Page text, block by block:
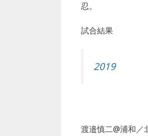
忍。
試合結果
2019
渡邉慎二@浦和／